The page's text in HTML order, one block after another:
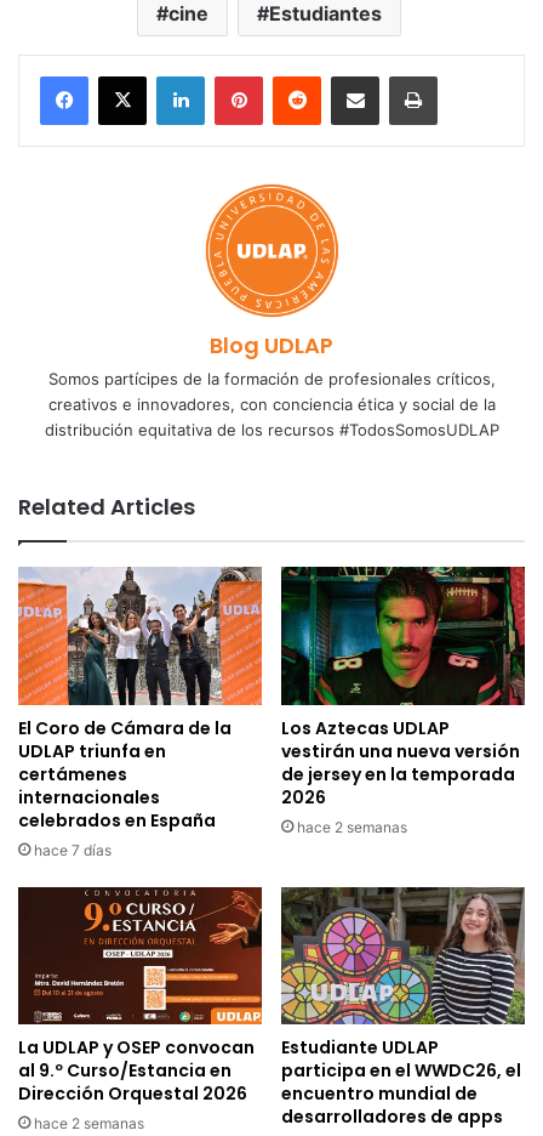
cine Estudiantes
LinkedInPinterestReddit Share via Email Print
Blog UDLAP
Somos partícipes de la formación de profesionales críticos,
creativos e innovadores, con conciencia ética y social de la
distribución equitativa de los recursos #TodosSomosUDLAP
Related Articles
El Coro de Cámara de la
UDLAP triunfa en
certámenes
internacionales
celebrados en España
hace 7 días
Los Aztecas UDLAP
vestirán una nueva versión
de jersey en la temporada
2026
hace 2 semanas
La UDLAP y OSEP convocan
al 9.º Curso/Estancia en
Dirección Orquestal 2026
hace 2 semanas
Estudiante UDLAP
participa en el WWDC26, el
encuentro mundial de
desarrolladores de apps